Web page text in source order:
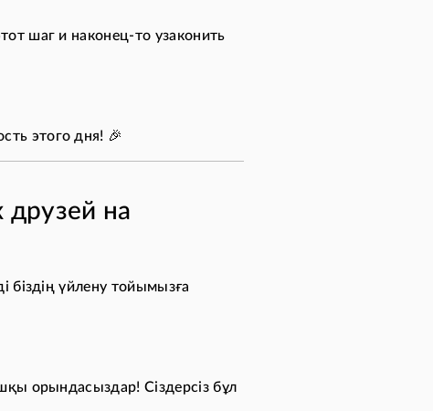
шаг и наконец-то узаконить
этого дня! 🎉
на
біздің үйлену тойымызға
орындасыздар! Сіздерсіз бұл